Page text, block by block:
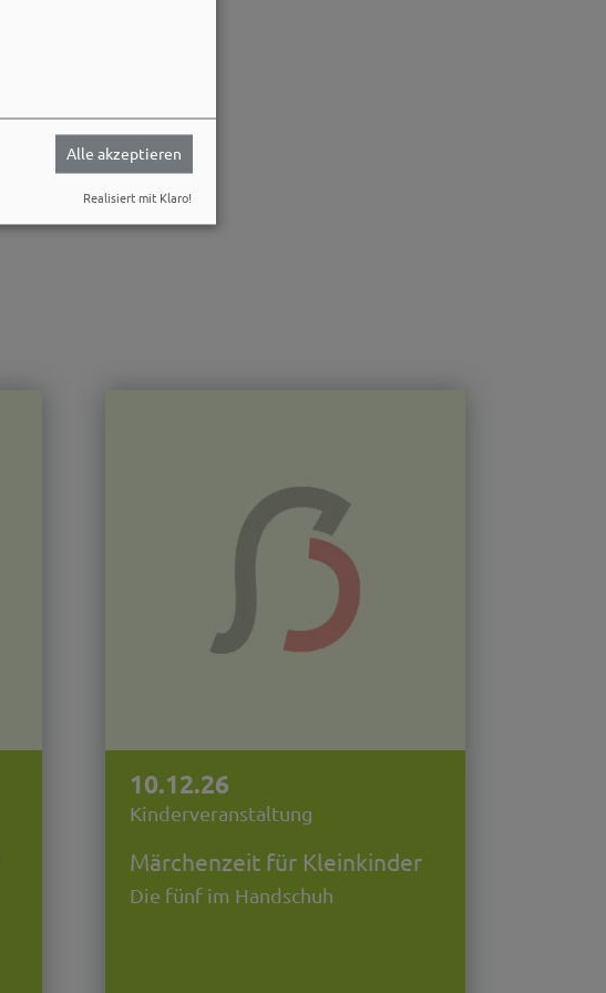
10.12.26
Kinderveranstaltung
Märchenzeit für Kleinkinder
Die fünf im Handschuh
Alle akzeptieren
Realisiert mit Klaro!